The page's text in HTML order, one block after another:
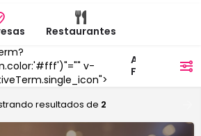
Restaurantes
v-
A
Fonsagrada
resultados de 2